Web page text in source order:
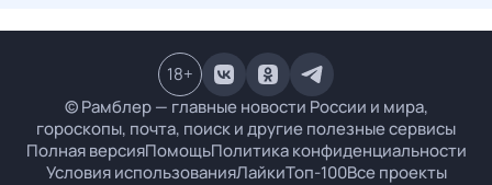
© Рамблер — главные новости России и мира,
гороскопы, почта, поиск и другие полезные сервисы
Полная версияПомощьПолитика конфиденциальности
Условия использованияЛайкиТоп-100Все проекты
18+